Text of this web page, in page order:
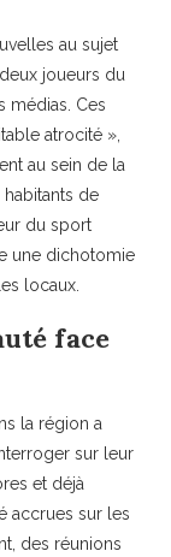
au sujet
joueurs du
médias. Ces
atrocité »,
au sein de la
de
du sport
une dichotomie
locaux.
face
la région a
sur leur
et déjà
accrues sur les
des réunions